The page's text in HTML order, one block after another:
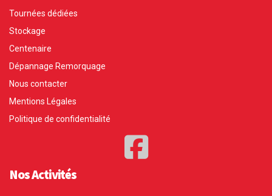
Tournées dédiées
Stockage
Centenaire
Dépannage Remorquage
Nous contacter
Mentions Légales
Politique de confidentialité
Nos Activités